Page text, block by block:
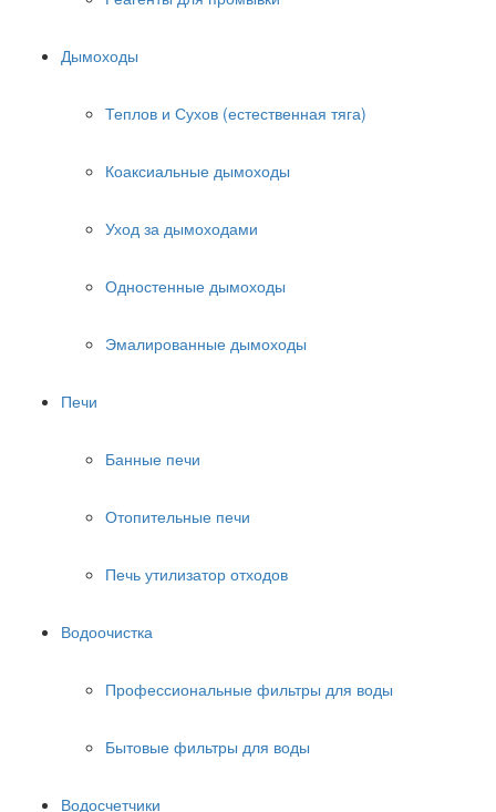
Дымоходы
Теплов и Сухов (естественная тяга)
Коаксиальные дымоходы
Уход за дымоходами
Одностенные дымоходы
Эмалированные дымоходы
Печи
Банные печи
Отопительные печи
Печь утилизатор отходов
Водоочистка
Профессиональные фильтры для воды
Бытовые фильтры для воды
Водосчетчики